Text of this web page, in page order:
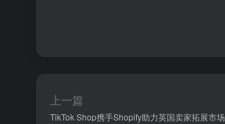
上一篇
TikTok Shop携手Shopify助力英国卖家拓展市场